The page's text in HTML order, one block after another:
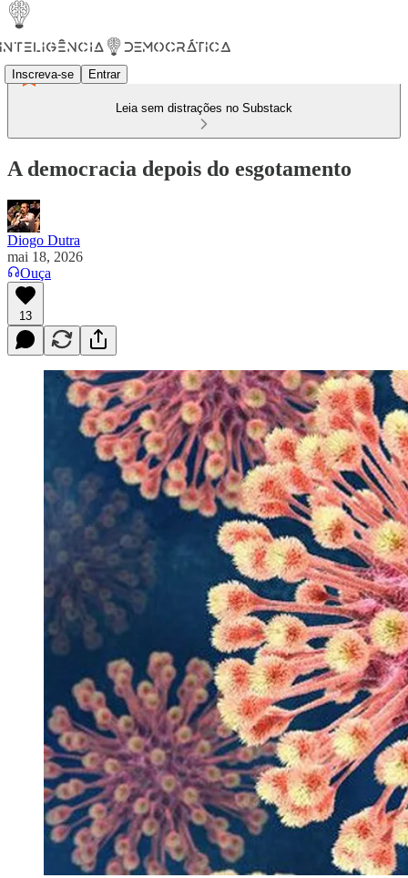
Inscreva-se Entrar
Leia sem distrações no Substack
A democracia depois do esgotamento
Diogo Dutra
mai 18, 2026
Ouça
13